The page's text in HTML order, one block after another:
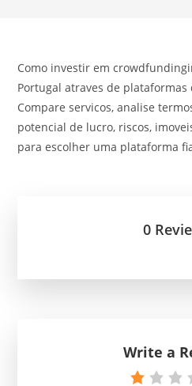
Como investir em
Portugal atraves de
Compare servicos, analise
potencial de lucro, riscos,
para escolher uma plataforma
0
Write a